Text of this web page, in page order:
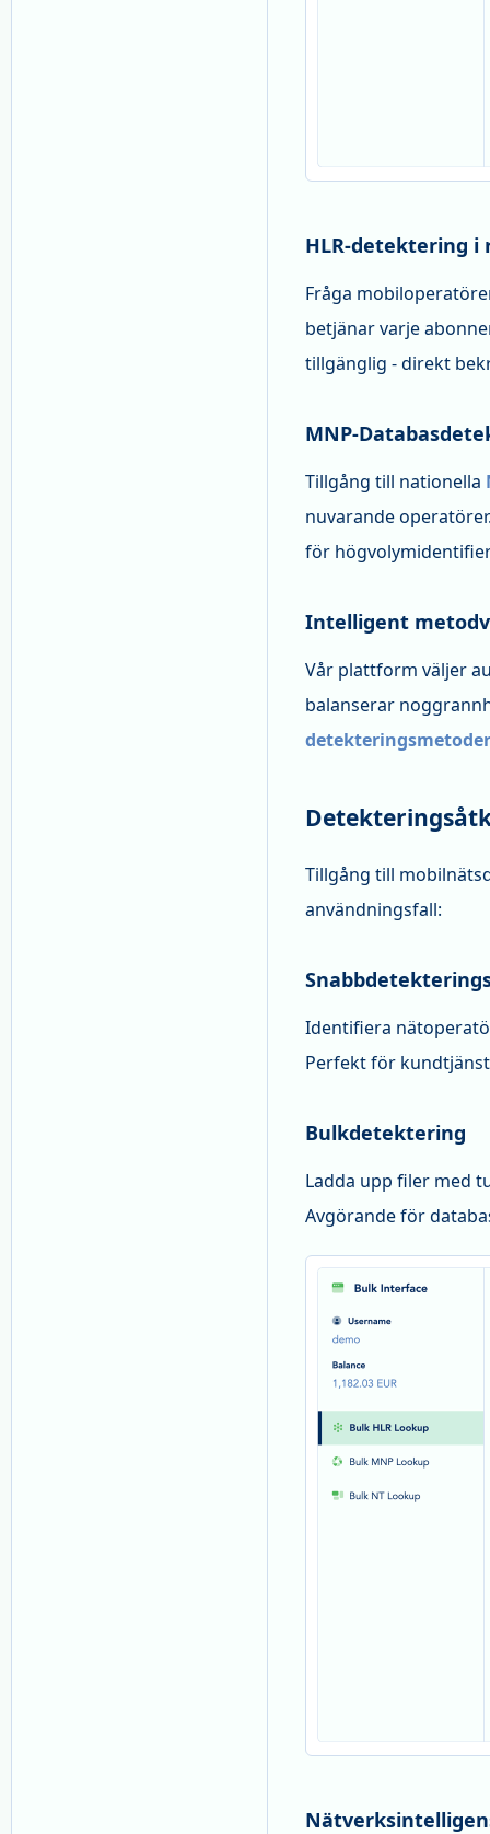
HLR-detektering i
Fråga
betjänar varje
tillgänglig - direkt
MNP-
Tillgång till nationella
nuvarande
för
Intelligent
Vår plattform väljer
balanserar
detekteringsmetoder
Tillgång till
användningsfall:
Identifiera
Perfekt för
Bulkdetektering
Ladda upp filer med
Avgörande för